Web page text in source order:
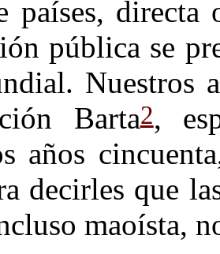
países, directa
pública se
Nuestros
Barta2,
años
decirles que
maoísta,